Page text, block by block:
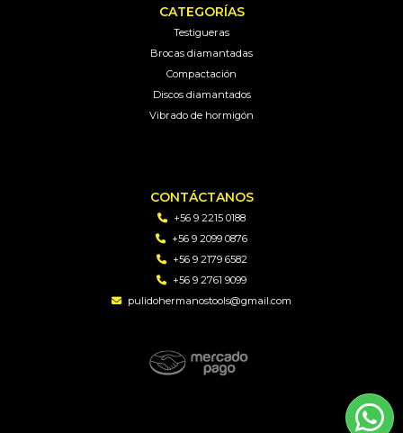
CATEGORÍAS
Testigueras
Brocas diamantadas
Compactación
Discos diamantados
Vibrado de hormigón
CONTÁCTANOS
+56 9 2215 0188
+56 9 2099 0876
+56 9 2179 6582
+56 9 2761 9099
pulidohermanostools@gmail.com
PH TOOLS | Soluciones en perforacion diamantada y